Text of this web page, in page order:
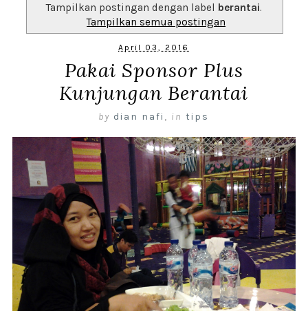
Tampilkan postingan dengan label berantai.
Tampilkan semua postingan
April 03, 2016
Pakai Sponsor Plus
Kunjungan Berantai
by dian nafi , in tips